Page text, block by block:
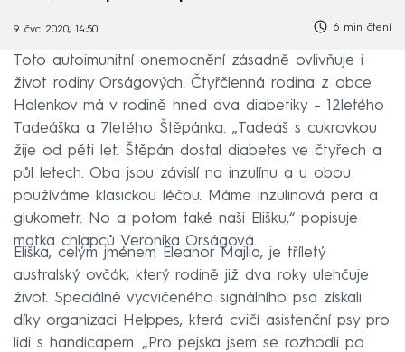
9. čvc 2020, 14:50 6 min čtení
Toto autoimunitní onemocnění zásadně ovlivňuje i
život rodiny Orságových. Čtyřčlenná rodina z obce
Halenkov má v rodině hned dva diabetiky – 12letého
Tadeáška a 7letého Štěpánka. „Tadeáš s cukrovkou
žije od pěti let. Štěpán dostal diabetes ve čtyřech a
půl letech. Oba jsou závislí na inzulínu a u obou
používáme klasickou léčbu. Máme inzulinová pera a
glukometr. No a potom také naši Elišku,“ popisuje
matka chlapců Veronika Orságová.
Eliška, celým jménem Eleanor Majlia, je tříletý
australský ovčák, který rodině již dva roky ulehčuje
život. Speciálně vycvičeného signálního psa získali
díky organizaci Helppes, která cvičí asistenční psy pro
lidi s handicapem. „Pro pejska jsem se rozhodli po